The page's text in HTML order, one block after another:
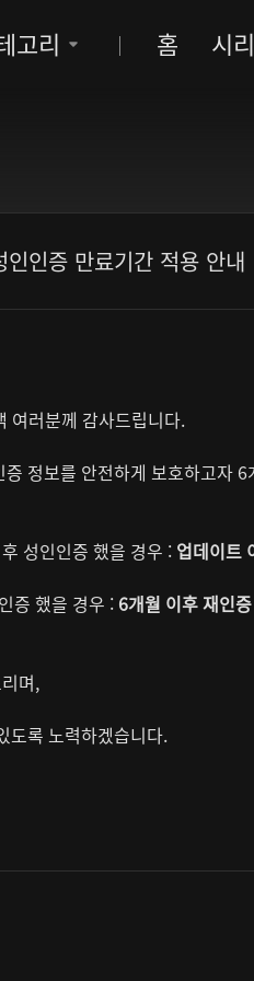
고리 홈 시
인증 만료기간 적용 안내
여러분께 감사드립니다.
정보를 안전하게 보호하고자
성인인증 했을 경우 : 업데이트
증 했을 경우 : 6개월 이후 재인
며,
도록 노력하겠습니다.